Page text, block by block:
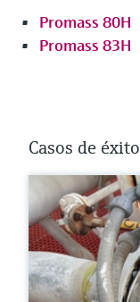
Promass 80H
Promass 83H
Casos de éxito